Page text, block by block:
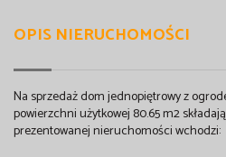
OPIS NIERUCHOMOŚCI
Na sprzedaż dom jednopiętrowy z
powierzchni użytkowej 80.65 m2
prezentowanej nieruchomości wchodzi: